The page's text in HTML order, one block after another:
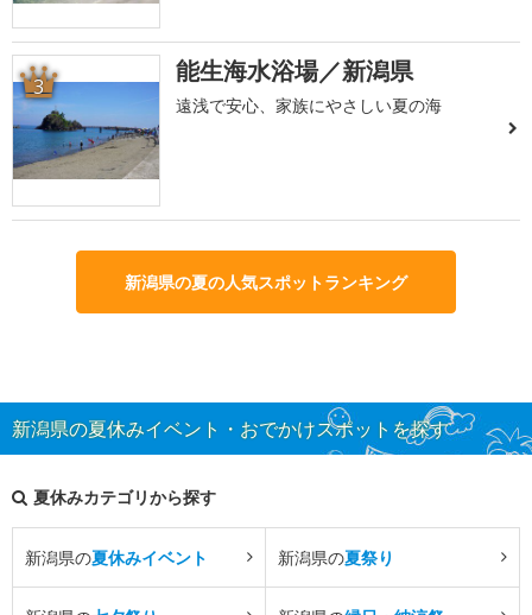
3 能生海水浴場／新潟県
遠浅で安心、家族にやさしい夏の海
新潟県の夏の人気スポットランキング
新潟県の夏休みイベント・おでかけスポットを探す
夏休みカテゴリから探す
新潟県の夏休みイベント 新潟県の夏祭り